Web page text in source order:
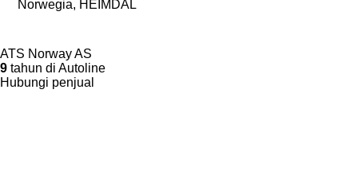
Norwegia, HEIMDAL
ATS Norway AS
9 tahun di Autoline
Hubungi penjual